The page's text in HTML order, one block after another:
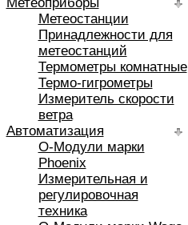
Метеостанции
Принадлежности для
метеостанций
Термометры комнатные
Термо-гигрометры
Измеритель скорости
ветра
Автоматизация
O-Модули марки
Phoenix
Измерительная и
регулировочная
техника